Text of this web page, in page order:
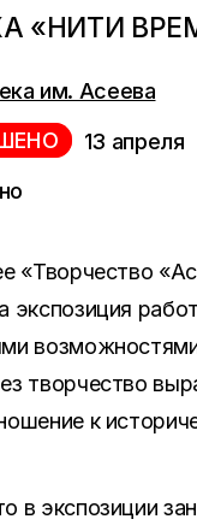
«НИТИ
им. Асеева
13 апреля
«Творчество
экспозиция
творчество
к
в экспозиции